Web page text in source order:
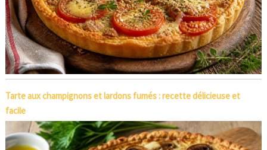
Tarte aux champignons et lardons fumés : recette délicieuse et
facile